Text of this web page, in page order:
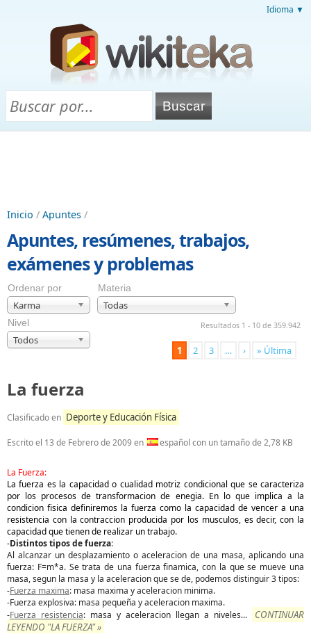
Idioma ▼
Inicio / Apuntes /
Apuntes, resúmenes, trabajos,
exámenes y problemas
Ordenar por
Karma
Materia
Todas
Nivel
Todos
Resultados 1 - 10 de 359.942
1 2 3 … › » Última
La fuerza
Clasificado en Deporte y Educación Física
Escrito el 13 de Febrero de 2009en español con un tamaño de 2,78 KB
La Fuerza:
La fuerza es la capacidad o cualidad motriz condicional que se caracteriza
por los procesos de transformacion de enegia. En lo que implica a la
condicion fisica definiremos la fuerza como la capacidad de vencer a una
resistencia con la contraccion producida por los musculos, es decir, con la
capacidad que tienen de realizar un trabajo.
-Distintos tipos de fuerza:
Al alcanzar un desplazamiento o aceleracion de una masa, aplicando una
fuerza: F=m*a. Se trata de una fuerza finamica, con la que se mueve una
masa, segun la masa y la aceleracion que se de, podemos distinguir 3 tipos:
-Fuerza maxima: masa maxima y aceleracion minima.
-Fuerza explosiva: masa pequeña y aceleracion maxima.
-Fuerza resistencia: masa y aceleracion llegan a niveles...
CONTINUAR
LEYENDO "LA FUERZA" »